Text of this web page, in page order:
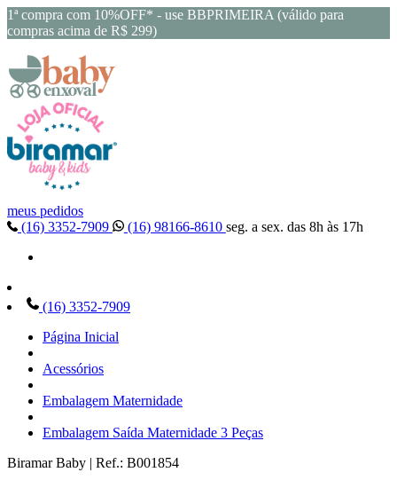
1ª compra com 10%OFF* - use BBPRIMEIRA (válido para
compras acima de R$ 299)
meus pedidos
(16) 3352-7909
(16) 98166-8610 seg. a sex. das 8h às 17h
(16) 3352-7909
Página Inicial
Acessórios
Embalagem Maternidade
Embalagem Saída Maternidade 3 Peças
Biramar Baby | Ref.: B001854